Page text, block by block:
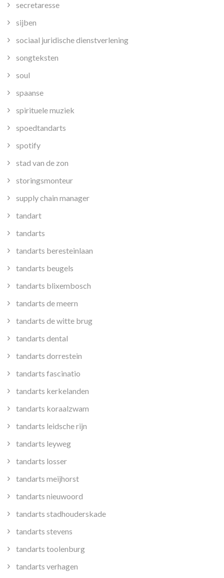
secretaresse
sijben
sociaal juridische dienstverlening
songteksten
soul
spaanse
spirituele muziek
spoedtandarts
spotify
stad van de zon
storingsmonteur
supply chain manager
tandart
tandarts
tandarts beresteinlaan
tandarts beugels
tandarts blixembosch
tandarts de meern
tandarts de witte brug
tandarts dental
tandarts dorrestein
tandarts fascinatio
tandarts kerkelanden
tandarts koraalzwam
tandarts leidsche rijn
tandarts leyweg
tandarts losser
tandarts meijhorst
tandarts nieuwoord
tandarts stadhouderskade
tandarts stevens
tandarts toolenburg
tandarts verhagen